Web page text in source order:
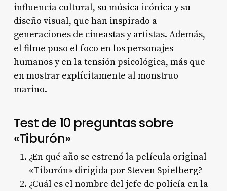
influencia cultural, su música icónica y su
diseño visual, que han inspirado a
generaciones de cineastas y artistas. Además,
el filme puso el foco en los personajes
humanos y en la tensión psicológica, más que
en mostrar explícitamente al monstruo
marino.
Test de 10 preguntas sobre
«Tiburón»
¿En qué año se estrenó la película original
«Tiburón» dirigida por Steven Spielberg?
¿Cuál es el nombre del jefe de policía en la